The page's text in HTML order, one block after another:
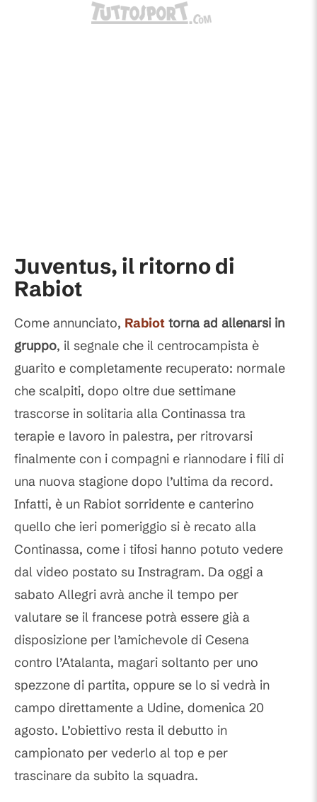
Juventus, il ritorno di
Rabiot
Come annunciato, Rabiot torna ad allenarsi in
gruppo, il segnale che il centrocampista è
guarito e completamente recuperato: normale
che scalpiti, dopo oltre due settimane
trascorse in solitaria alla Continassa tra
terapie e lavoro in palestra, per ritrovarsi
finalmente con i compagni e riannodare i fili di
una nuova stagione dopo l’ultima da record.
Infatti, è un Rabiot sorridente e canterino
quello che ieri pomeriggio si è recato alla
Continassa, come i tifosi hanno potuto vedere
dal video postato su Instragram. Da oggi a
sabato Allegri avrà anche il tempo per
valutare se il francese potrà essere già a
disposizione per l’amichevole di Cesena
contro l’Atalanta, magari soltanto per uno
spezzone di partita, oppure se lo si vedrà in
campo direttamente a Udine, domenica 20
agosto. L’obiettivo resta il debutto in
campionato per vederlo al top e per
trascinare da subito la squadra.